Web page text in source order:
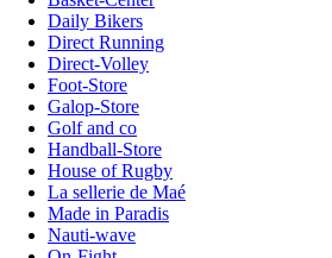
Daily Bikers
Direct Running
Direct-Volley
Foot-Store
Galop-Store
Golf and co
Handball-Store
House of Rugby
La sellerie de Maé
Made in Paradis
Nauti-wave